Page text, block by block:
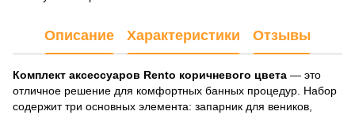
Описание Характеристики Отзывы
Комплект аксессуаров Rento коричневого цвета — это
отличное решение для комфортных банных процедур. Набор
содержит три основных элемента: запарник для веников,